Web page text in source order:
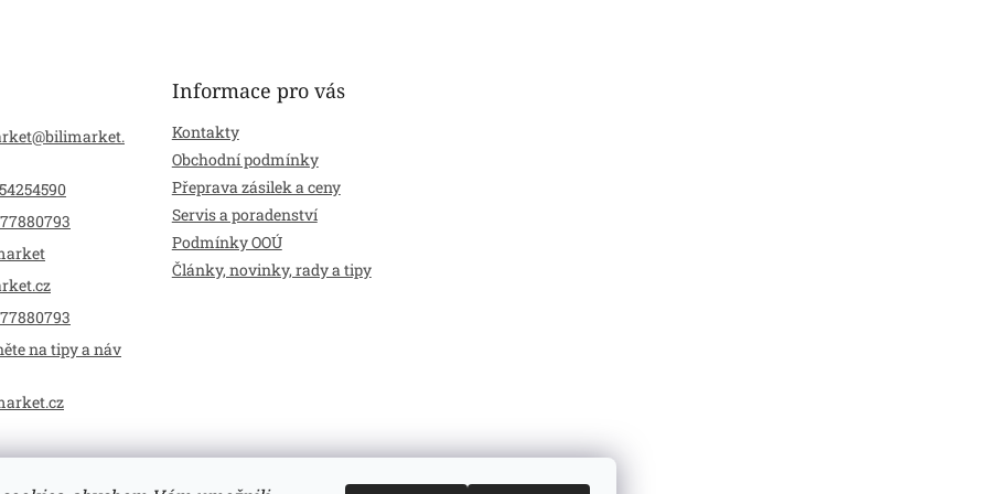
@bilimarket.
na tipy a náv
Informace pro vás
Kontakty
Obchodní podmínky
Přeprava zásilek a ceny
Servis a poradenství
Podmínky OOÚ
Články, novinky, rady a tipy